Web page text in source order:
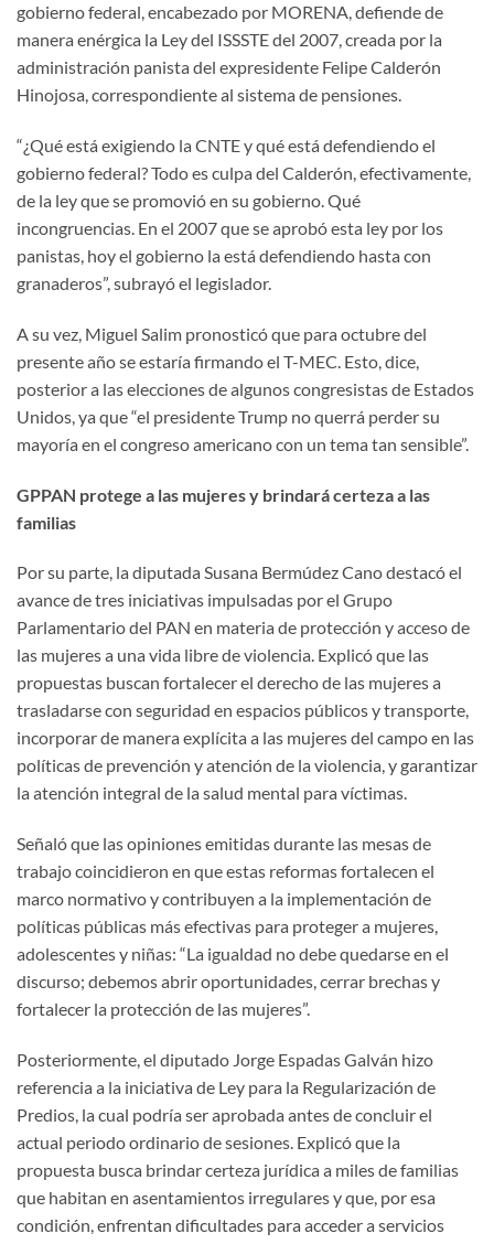
gobierno federal, encabezado por MORENA, defiende de
manera enérgica la Ley del ISSSTE del 2007, creada por la
administración panista del expresidente Felipe Calderón
Hinojosa, correspondiente al sistema de pensiones.
“¿Qué está exigiendo la CNTE y qué está defendiendo el
gobierno federal? Todo es culpa del Calderón, efectivamente,
de la ley que se promovió en su gobierno. Qué
incongruencias. En el 2007 que se aprobó esta ley por los
panistas, hoy el gobierno la está defendiendo hasta con
granaderos”, subrayó el legislador.
A su vez, Miguel Salim pronosticó que para octubre del
presente año se estaría firmando el T-MEC. Esto, dice,
posterior a las elecciones de algunos congresistas de Estados
Unidos, ya que “el presidente Trump no querrá perder su
mayoría en el congreso americano con un tema tan sensible”.
GPPAN protege a las mujeres y brindará certeza a las
familias
Por su parte, la diputada Susana Bermúdez Cano destacó el
avance de tres iniciativas impulsadas por el Grupo
Parlamentario del PAN en materia de protección y acceso de
las mujeres a una vida libre de violencia. Explicó que las
propuestas buscan fortalecer el derecho de las mujeres a
trasladarse con seguridad en espacios públicos y transporte,
incorporar de manera explícita a las mujeres del campo en las
políticas de prevención y atención de la violencia, y garantizar
la atención integral de la salud mental para víctimas.
Señaló que las opiniones emitidas durante las mesas de
trabajo coincidieron en que estas reformas fortalecen el
marco normativo y contribuyen a la implementación de
políticas públicas más efectivas para proteger a mujeres,
adolescentes y niñas: “La igualdad no debe quedarse en el
discurso; debemos abrir oportunidades, cerrar brechas y
fortalecer la protección de las mujeres”.
Posteriormente, el diputado Jorge Espadas Galván hizo
referencia a la iniciativa de Ley para la Regularización de
Predios, la cual podría ser aprobada antes de concluir el
actual periodo ordinario de sesiones. Explicó que la
propuesta busca brindar certeza jurídica a miles de familias
que habitan en asentamientos irregulares y que, por esa
condición, enfrentan dificultades para acceder a servicios